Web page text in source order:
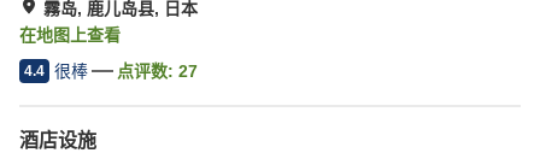
霧岛, 鹿儿岛县, 日本
在地图上查看
4.4 很棒 点评数: 27
酒店设施